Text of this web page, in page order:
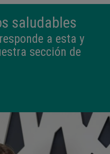
saludables
responde a esta y
sección de